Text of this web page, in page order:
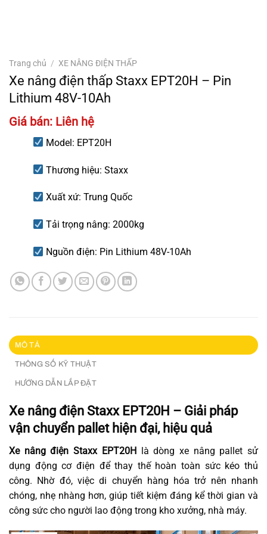
Trang chủ / XE NÂNG ĐIỆN THẤP
Xe nâng điện thấp Staxx EPT20H – Pin
Lithium 48V-10Ah
Giá bán: Liên hệ
Model: EPT20H
Thương hiệu: Staxx
Xuất xứ: Trung Quốc
Tải trọng nâng: 2000kg
Nguồn điện: Pin Lithium 48V-10Ah
MÔ TẢ
THÔNG SỐ KỸ THUẬT
HƯỚNG DẪN LẮP ĐẶT
Xe nâng điện Staxx EPT20H – Giải pháp
vận chuyển pallet hiện đại, hiệu quả
Xe nâng điện Staxx EPT20Hlà dòng xe nâng pallet sử
dụng động cơ điện để thay thế hoàn toàn sức kéo thủ
công. Nhờ đó, việc di chuyển hàng hóa trở nên nhanh
chóng, nhẹ nhàng hơn, giúp tiết kiệm đáng kể thời gian và
công sức cho người lao động trong kho xưởng, nhà máy.